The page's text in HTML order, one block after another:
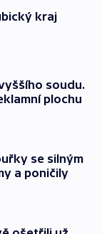
kraj
soudu.
plochu
se silným
a poničily